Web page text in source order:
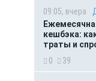
09:05, вчера
кешбэка:
траты и
0
39